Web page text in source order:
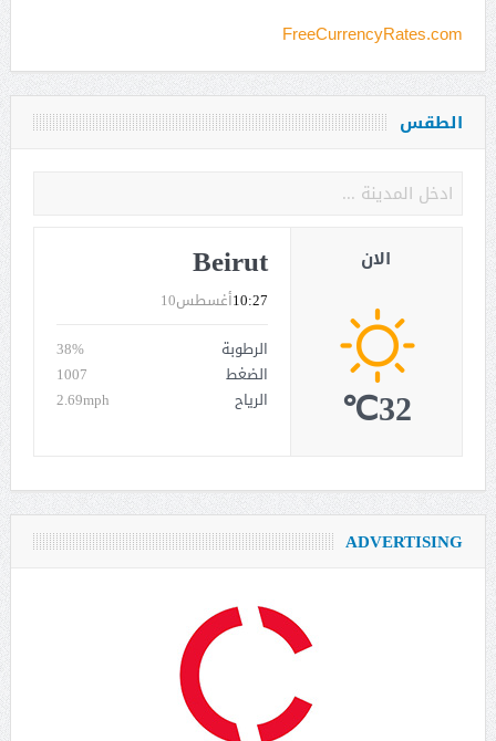
FreeCurrencyRates.com
الطقس
Beirut
أغسطس1010:27
الرطوبة
38%
الضغط
1007
الرياح
2.69mph
الان
32℃
ADVERTISING